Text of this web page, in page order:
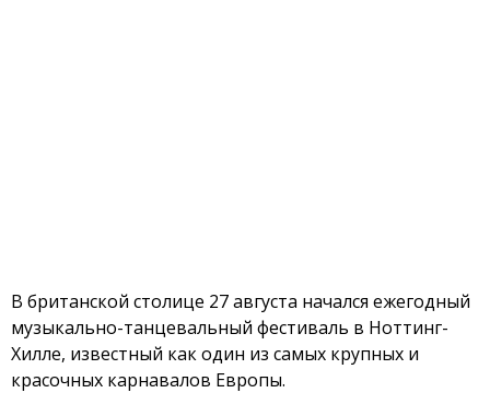
В британской столице 27 августа начался ежегодный
музыкально-танцевальный фестиваль в Ноттинг-
Хилле, известный как один из самых крупных и
красочных карнавалов Европы.